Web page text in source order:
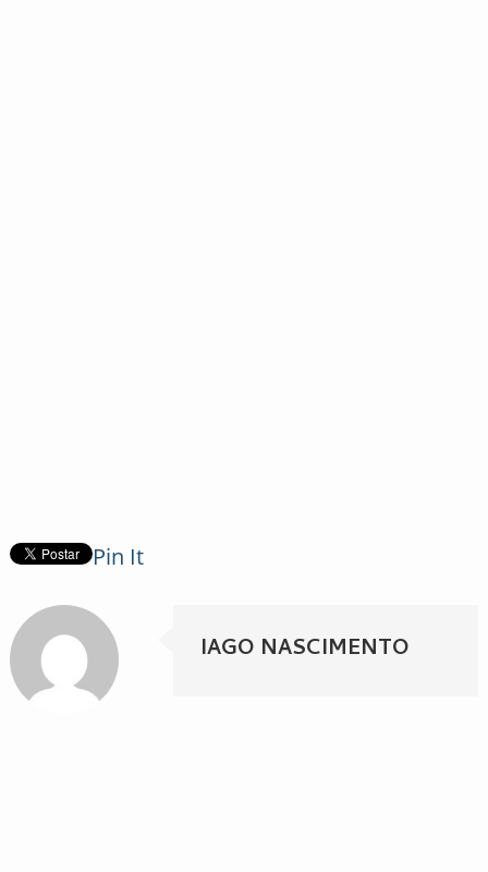
Pin It
IAGO NASCIMENTO